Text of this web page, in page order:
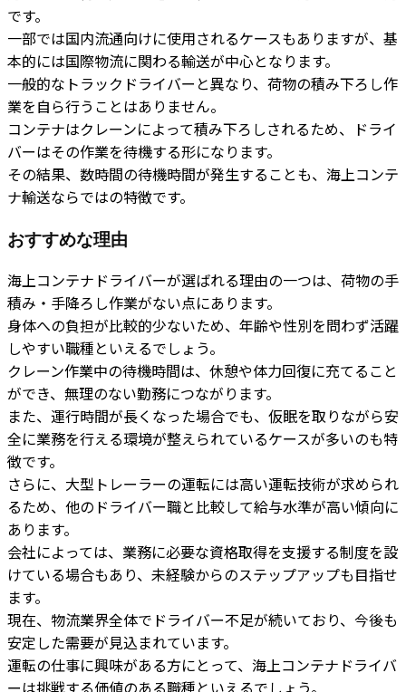
です。
一部では国内流通向けに使用されるケースもありますが、基
本的には国際物流に関わる輸送が中心となります。
一般的なトラックドライバーと異なり、荷物の積み下ろし作
業を自ら行うことはありません。
コンテナはクレーンによって積み下ろしされるため、ドライ
バーはその作業を待機する形になります。
その結果、数時間の待機時間が発生することも、海上コンテ
ナ輸送ならではの特徴です。
おすすめな理由
海上コンテナドライバーが選ばれる理由の一つは、荷物の手
積み・手降ろし作業がない点にあります。
身体への負担が比較的少ないため、年齢や性別を問わず活躍
しやすい職種といえるでしょう。
クレーン作業中の待機時間は、休憩や体力回復に充てること
ができ、無理のない勤務につながります。
また、運行時間が長くなった場合でも、仮眠を取りながら安
全に業務を行える環境が整えられているケースが多いのも特
徴です。
さらに、大型トレーラーの運転には高い運転技術が求められ
るため、他のドライバー職と比較して給与水準が高い傾向に
あります。
会社によっては、業務に必要な資格取得を支援する制度を設
けている場合もあり、未経験からのステップアップも目指せ
ます。
現在、物流業界全体でドライバー不足が続いており、今後も
安定した需要が見込まれています。
運転の仕事に興味がある方にとって、海上コンテナドライバ
ーは挑戦する価値のある職種といえるでしょう。